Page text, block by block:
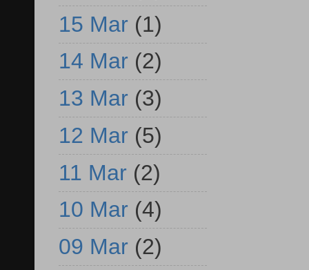
15 Mar (1)
14 Mar (2)
13 Mar (3)
12 Mar (5)
11 Mar (2)
10 Mar (4)
09 Mar (2)